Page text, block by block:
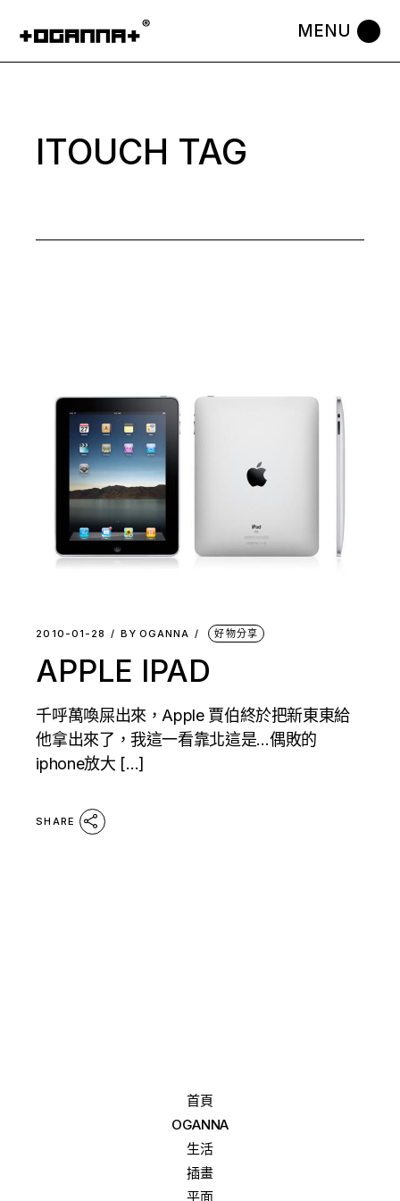
the
ITOUCH TAG
2010-01-28 BY OGANNA 好物分享
APPLE IPAD
千呼萬喚屎出來，Apple 賈伯終於把新東東給
他拿出來了，我這一看靠北這是…偶敗的
iphone放大 […]
SHARE
首頁
OGANNA
生活
插畫
平面